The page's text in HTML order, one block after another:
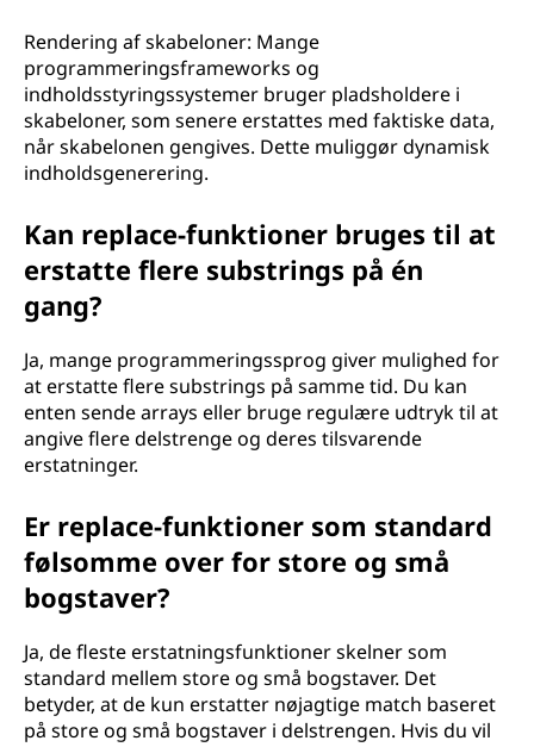
Rendering af skabeloner: Mange
programmeringsframeworks og
indholdsstyringssystemer bruger pladsholdere i
skabeloner, som senere erstattes med faktiske data,
når skabelonen gengives. Dette muliggør dynamisk
indholdsgenerering.
Kan replace-funktioner bruges til at
erstatte flere substrings på én
gang?
Ja, mange programmeringssprog giver mulighed for
at erstatte flere substrings på samme tid. Du kan
enten sende arrays eller bruge regulære udtryk til at
angive flere delstrenge og deres tilsvarende
erstatninger.
Er replace-funktioner som standard
følsomme over for store og små
bogstaver?
Ja, de fleste erstatningsfunktioner skelner som
standard mellem store og små bogstaver. Det
betyder, at de kun erstatter nøjagtige match baseret
på store og små bogstaver i delstrengen. Hvis du vil